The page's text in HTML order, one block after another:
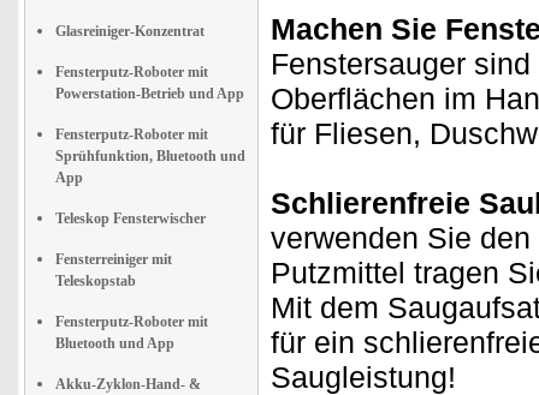
Glasreiniger-Konzentrat
Fensterputz-Roboter mit
Powerstation-Betrieb und App
Fensterputz-Roboter mit
Sprühfunktion, Bluetooth und
App
Teleskop Fensterwischer
Fensterreiniger mit
Teleskopstab
Fensterputz-Roboter mit
Bluetooth und App
Akku-Zyklon-Hand- &
Machen Sie
Fenstersauger
Oberflächen im
für Fliesen,
Schlierenfreie
verwenden Sie
Putzmittel tragen
Mit dem
für ein
Saugleistung!